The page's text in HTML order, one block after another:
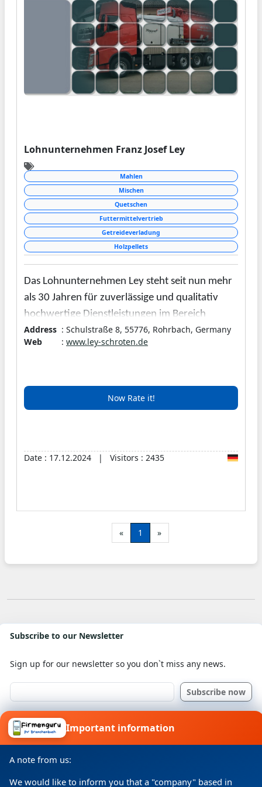
Wünsche und Ideen setzt unser Team
professionell in die Tat um. Wir lackieren Ihr
Lieblingsstück und machen es zu einem echten
Besuchen Sie uns und überzeugen Sie sich
Lohnunternehmen Franz Josef Ley
Mahlen
Mischen
Quetschen
Futtermittelvertrieb
Getreideverladung
Holzpellets
Das Lohnunternehmen Ley steht seit nun mehr
als 30 Jahren für zuverlässige und qualitativ
hochwertige Dienstleistungen im Bereich
"mahlen, mischen und quetschen".
Lohnunternehmen Ley auch für Leistungen im
Futtermittelvertrieb, dem Absaugen von
Address : Schulstraße 8, 55776, Rohrbach, Germany
Web
: www.ley-schroten.de
Now Rate it!
Date : 17.12.2024 | Visitors : 2435
« 1 »
Subscribe to our Newsletter
Sign up for our newsletter so you don`t miss any news.
I consent to my details being processed for a specific
purpose in accordance with the data protection
declaration
Important information
A note from us:
We would like to inform you that a "company" based in